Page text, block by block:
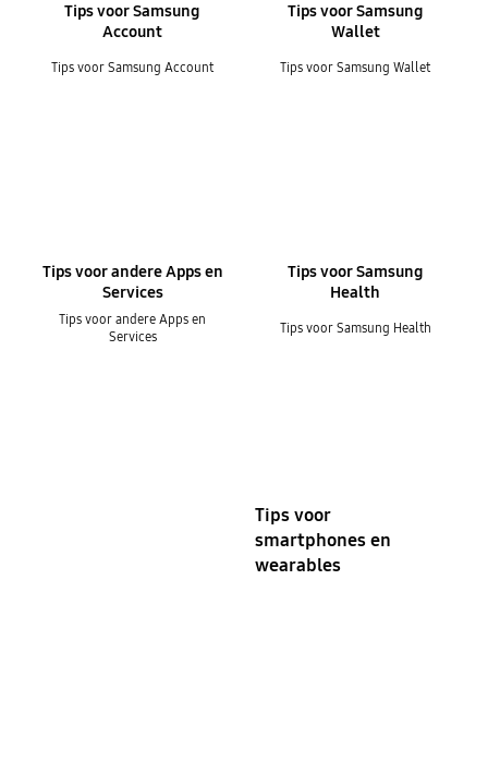
Tips voor Samsung
Account
Tips voor Samsung Account
Tips voor Samsung
Wallet
Tips voor Samsung Wallet
Tips voor andere Apps en
Services
Tips voor andere Apps en
Services
Tips voor Samsung
Health
Tips voor Samsung Health
Tips voor
smartphones en
wearables